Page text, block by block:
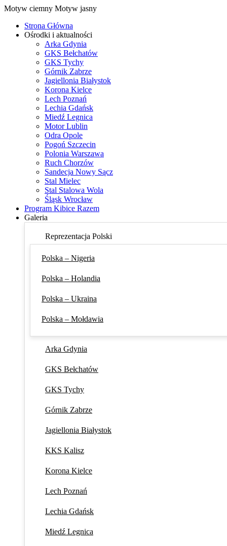
Motyw ciemny Motyw jasny
Strona Główna
Ośrodki i aktualności
Arka Gdynia
GKS Bełchatów
GKS Tychy
Górnik Zabrze
Jagiellonia Białystok
Korona Kielce
Lech Poznań
Lechia Gdańsk
Miedź Legnica
Motor Lublin
Odra Opole
Pogoń Szczecin
Polonia Warszawa
Ruch Chorzów
Sandecja Nowy Sącz
Stal Mielec
Stal Stalowa Wola
Śląsk Wrocław
Program Kibice Razem
Galeria
Reprezentacja Polski
Polska – Nigeria
Polska – Holandia
Polska – Ukraina
Polska – Mołdawia
Arka Gdynia
GKS Bełchatów
GKS Tychy
Górnik Zabrze
Jagiellonia Białystok
KKS Kalisz
Korona Kielce
Lech Poznań
Lechia Gdańsk
Miedź Legnica